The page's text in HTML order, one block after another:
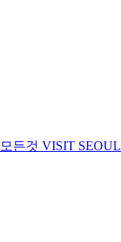
든것 VISIT SEOUL